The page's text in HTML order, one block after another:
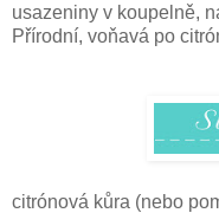
usazeniny v koupelně,
Přírodní, voňavá po
citrónová kůra (nebo